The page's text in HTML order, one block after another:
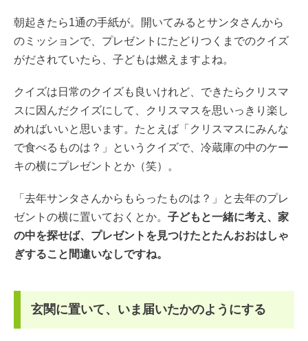
朝起きたら1通の手紙が。開いてみるとサンタさんから
のミッションで、プレゼントにたどりつくまでのクイズ
がだされていたら、子どもは燃えますよね。
クイズは日常のクイズも良いけれど、できたらクリスマ
スに因んだクイズにして、クリスマスを思いっきり楽し
めればいいと思います。たとえば「クリスマスにみんな
で食べるものは？」というクイズで、冷蔵庫の中のケー
キの横にプレゼントとか（笑）。
「去年サンタさんからもらったものは？」と去年のプレ
ゼントの横に置いておくとか。 子どもと一緒に考え、家
の中を探せば、プレゼントを見つけたとたんおおはしゃ
ぎすること間違いなしですね。
玄関に置いて、いま届いたかのようにする